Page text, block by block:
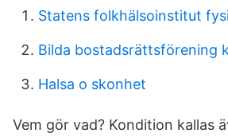
Statens folkhälsoinstitut
Bilda bostadsrättsförening
Halsa o skonhet
Vem gör vad? Kondition kallas